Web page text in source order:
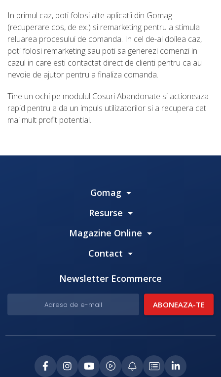
In primul caz, poti folosi alte aplicatii din Gomag
(recuperare cos, de ex.) si remarketing pentru a stimula
reluarea procesului de comanda. In cel de-al doilea caz,
poti folosi remarketing sau poti sa generezi comenzi in
cazul in care esti contactat direct de clienti pentru ca au
nevoie de ajutor pentru a finaliza comanda.
Tine un ochi pe modulul Cosuri Abandonate si actioneaza
rapid pentru a da un impuls utilizatorilor si a recupera cat
mai mult profit potential.
Gomag
Resurse
Magazine Online
Contact
Newsletter Ecommerce